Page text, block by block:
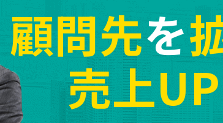
顧問先を
売上UP